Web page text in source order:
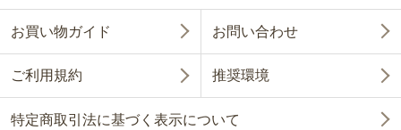
お買い物ガイド お問い合わせ
ご利用規約 推奨環境
特定商取引法に基づく表示について